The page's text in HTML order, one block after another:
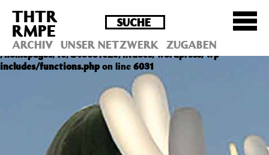
Deprecated : Die Funktion post_permalink ist seit
Version 4.4.0 veraltet! Verwende stattdessen
get_permalink(). in
/homepages/10/d43051023/htdocs/wordpress/wp-
includes/functions.phpon line 6031
THTR
RMPE
ARCHIV UNSER NETZWERK ZUGABEN